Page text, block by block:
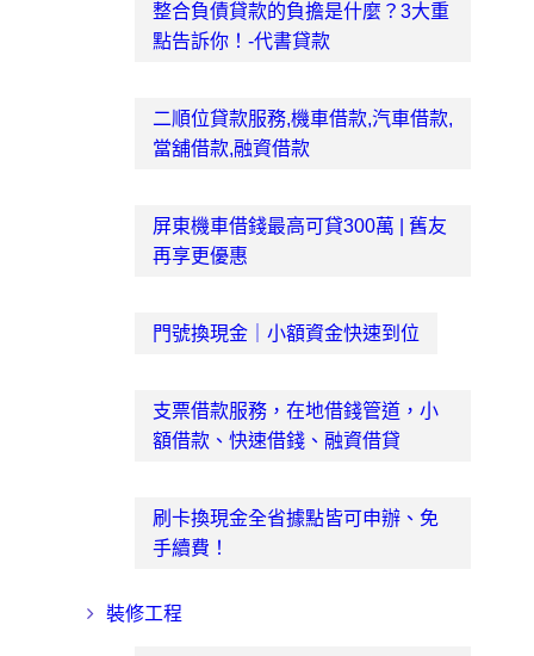
整合負債貸款的負擔是什麼？3大重
點告訴你！-代書貸款
二順位貸款服務,機車借款,汽車借款,
當舖借款,融資借款
屏東機車借錢最高可貸300萬 | 舊友
再享更優惠
門號換現金｜小額資金快速到位
支票借款服務，在地借錢管道，小
額借款、快速借錢、融資借貸
刷卡換現金全省據點皆可申辦、免
手續費！
裝修工程